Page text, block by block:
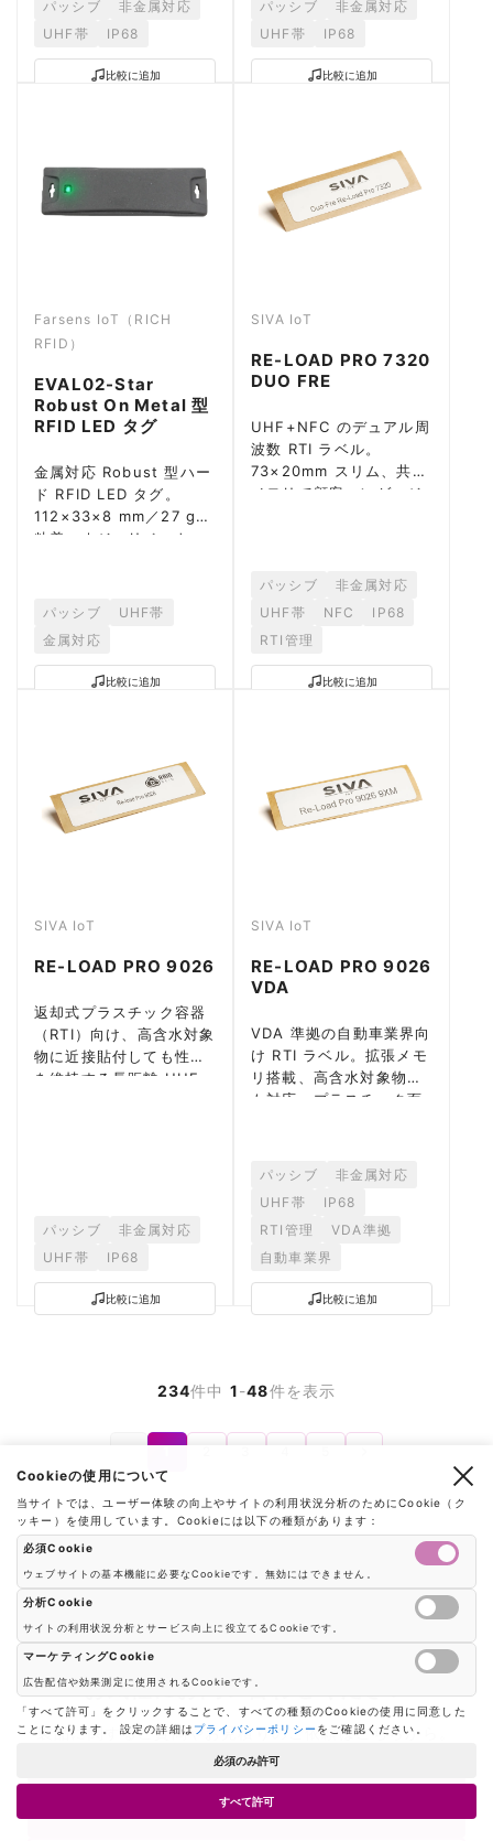
パッシブ
非金属対応
UHF帯
IP68
比較に追加
パッシブ
非金属対応
UHF帯
IP68
比較に追加
Farsens IoT（RICH
RFID）
EVAL02-Star
Robust On Metal 型
RFID LED タグ
金属対応 Robust 型ハー
ド RFID LED タグ。
112×33×8 mm／27 g、
粘着・ネジ・リベット・
LED。
パッシブ
UHF帯
金属対応
比較に追加
SIVA IoT
RE-LOAD PRO 7320
DUO FRE
UHF+NFC のデュアル周
波数 RTI ラベル。
73×20mm スリム、共有
メモリで顧客エンゲージ
パッシブ
非金属対応
UHF帯
NFC
IP68
RTI管理
比較に追加
SIVA IoT
RE-LOAD PRO 9026
返却式プラスチック容器
（RTI）向け、高含水対象
物に近接貼付しても性能
を維持する長距離 UHF
パッシブ
非金属対応
UHF帯
IP68
比較に追加
SIVA IoT
RE-LOAD PRO 9026
VDA
VDA 準拠の自動車業界向
け RTI ラベル。拡張メモ
リ搭載、高含水対象物に
も対応、プラスチック面
パッシブ
非金属対応
UHF帯
IP68
RTI管理
VDA準拠
自動車業界
比較に追加
234件中 1-48件を表示
へ
1
お気軽にお問い合わせください
製品に関するご質問やお見積りのご依頼はこちらから。
製品を相談する
Cookieの使用について
当サイトでは、ユーザー体験の向上やサイトの利用状況分析のためにCookie（ク
ッキー）を使用しています。Cookieには以下の種類があります：
必須Cookie
ウェブサイトの基本機能に必要なCookieです。無効にはできません。
分析Cookie
サイトの利用状況分析とサービス向上に役立てるCookieです。
Google AnalyticsやGoogle Tag Managerなどの分析ツールのCookieを制御しま
マーケティングCookie
広告配信や効果測定に使用されるCookieです。
広告配信や効果測定のためのCookieを制御します
「すべて許可」をクリックすることで、すべての種類のCookieの使用に同意した
ことになります。 設定の詳細は プライバシーポリシー をご確認ください。
必須のみ許可
すべて許可